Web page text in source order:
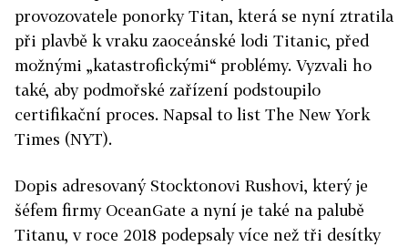
provozovatele ponorky Titan, která se nyní ztratila
při plavbě k vraku zaoceánské lodi Titanic, před
možnými „katastrofickými“ problémy. Vyzvali ho
také, aby podmořské zařízení podstoupilo
certifikační proces. Napsal to list The New York
Times (NYT).
Dopis adresovaný Stocktonovi Rushovi, který je
šéfem firmy OceanGate a nyní je také na palubě
Titanu, v roce 2018 podepsaly více než tři desítky